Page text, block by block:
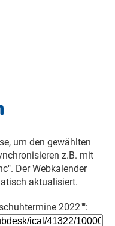
um den gewählten
z.B. mit
Der Webkalender
aktualisiert.
2022"":